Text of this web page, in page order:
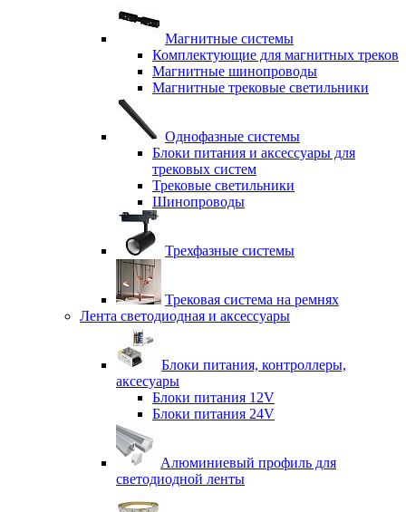
Магнитные системы
Комплектующие для магнитных треков
Магнитные шинопроводы
Магнитные трековые светильники
Однофазные системы
Блоки питания и аксессуары для
трековых систем
Трековые светильники
Шинопроводы
Трехфазные системы
Трековая система на ремнях
Лента светодиодная и аксессуары
Блоки питания, контроллеры,
аксесуары
Блоки питания 12V
Блоки питания 24V
Алюминиевый профиль для
светодиодной ленты